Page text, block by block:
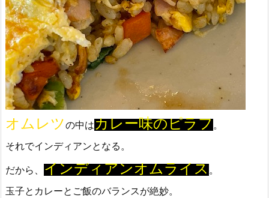
オムレツの中はカレー味のピラフ。
それでインディアンとなる。
だから、 インディアンオムライス。
玉子とカレーとご飯のバランスが絶妙。